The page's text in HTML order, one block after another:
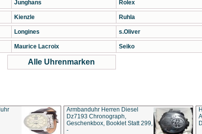
Junghans
Kienzle
Longines
Maurice Lacroix
Rolex
Ruhla
s.Oliver
Seiko
Alle Uhrenmarken
Armbanduhr Herren Diesel
Dz7193 Chro­no­graph,
Geschenkbox, Booklet Statt 299,
-